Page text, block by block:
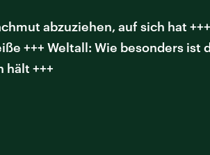
abzuziehen, auf sich hat
+++ Weltall: Wie besonders ist
hält +++